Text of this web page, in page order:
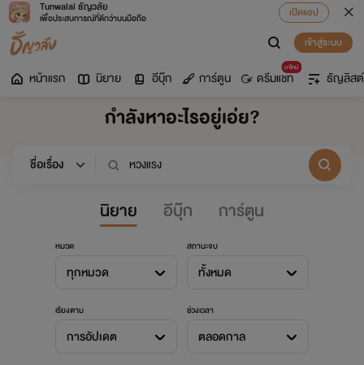
Tunwalai ธัญวลัย
เพื่อประสบการณ์ที่ดีกว่าบนมือถือ
เปิดแอป
เข้าสู่ระบบ
หน้าแรก นิยาย อีบุ๊ก การ์ตูน
มาใหม่
ดรีมแชท ธัญลิสต์
กำลังหาอะไรอยู่เอ่ย?
นิยาย อีบุ๊ก การ์ตูน
หมวด
ทุกหมวด
สถานะจบ
ทั้งหมด
เรียงตาม
การอัปเดต
ช่วงเวลา
ตลอดกาล